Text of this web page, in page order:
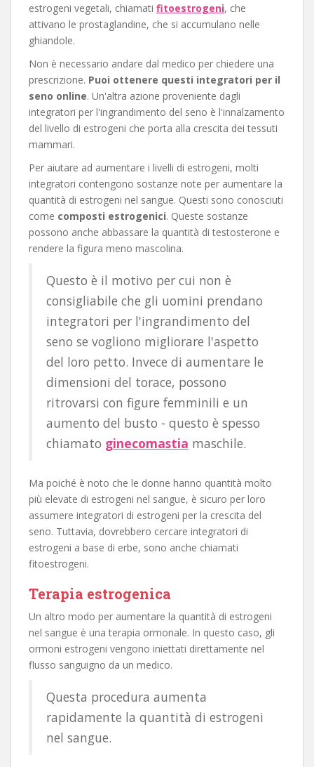
estrogeni vegetali, chiamati fitoestrogeni, che
attivano le prostaglandine, che si accumulano nelle
ghiandole.
Non è necessario andare dal medico per chiedere una
prescrizione. Puoi ottenere questi integratori per il
seno online. Un'altra azione proveniente dagli
integratori per l'ingrandimento del seno è l'innalzamento
del livello di estrogeni che porta alla crescita dei tessuti
mammari.
Per aiutare ad aumentare i livelli di estrogeni, molti
integratori contengono sostanze note per aumentare la
quantità di estrogeni nel sangue. Questi sono conosciuti
come composti estrogenici. Queste sostanze
possono anche abbassare la quantità di testosterone e
rendere la figura meno mascolina.
Questo è il motivo per cui non è
consigliabile che gli uomini prendano
integratori per l'ingrandimento del
seno se vogliono migliorare l'aspetto
del loro petto. Invece di aumentare le
dimensioni del torace, possono
ritrovarsi con figure femminili e un
aumento del busto - questo è spesso
chiamato ginecomastia maschile.
Ma poiché è noto che le donne hanno quantità molto
più elevate di estrogeni nel sangue, è sicuro per loro
assumere integratori di estrogeni per la crescita del
seno. Tuttavia, dovrebbero cercare integratori di
estrogeni a base di erbe, sono anche chiamati
fitoestrogeni.
Terapia estrogenica
Un altro modo per aumentare la quantità di estrogeni
nel sangue è una terapia ormonale. In questo caso, gli
ormoni estrogeni vengono iniettati direttamente nel
flusso sanguigno da un medico.
Questa procedura aumenta
rapidamente la quantità di estrogeni
nel sangue.